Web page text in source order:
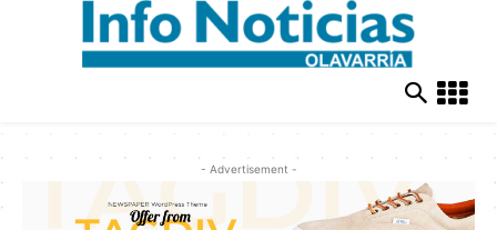
- Advertisement -